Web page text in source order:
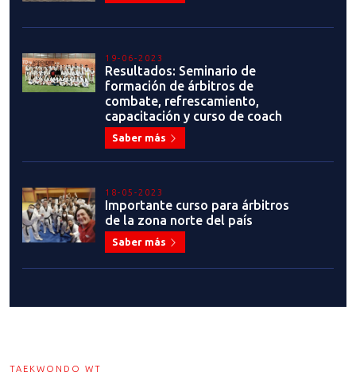
19-06-2023
Resultados: Seminario de
formación de árbitros de
combate, refrescamiento,
capacitación y curso de coach
Saber más
18-05-2023
Importante curso para árbitros
de la zona norte del país
Saber más
TAEKWONDO WT